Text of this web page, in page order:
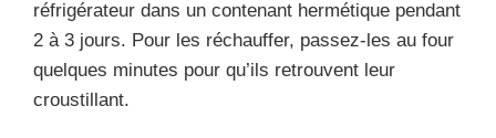
réfrigérateur dans un contenant hermétique pendant
2 à 3 jours. Pour les réchauffer, passez-les au four
quelques minutes pour qu’ils retrouvent leur
croustillant.